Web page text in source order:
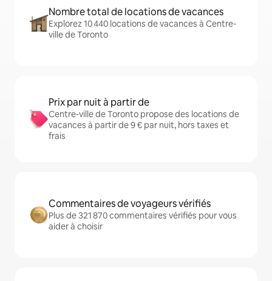
Nombre total de locations de vacances
Explorez 10 440 locations de vacances à Centre-
ville de Toronto
Prix par nuit à partir de
Centre-ville de Toronto propose des locations de
vacances à partir de 9 € par nuit, hors taxes et
frais
Commentaires de voyageurs vérifiés
Plus de 321 870 commentaires vérifiés pour vous
aider à choisir